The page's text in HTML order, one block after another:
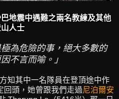
地震中遇難之兩名教練及其他
人士
為危險的事，絕大多數的
不言而喻。」
知其中一名隊員在登頂途中作
回頭，她曾跟我們走過尼泊爾安